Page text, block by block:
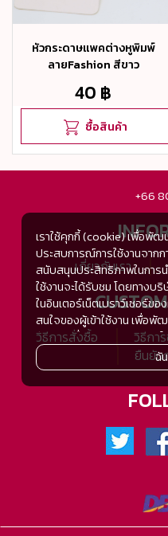
หัวกระดาษแพคต่างหูพิมพ์
ลายFashion สีขาว
40 ฿
ซื้อสินค้า
+66
เกี่ยวกับเรา
วิธีการสั่งซื้อ วิธีการ
ยืนยัน
เราใช้คุกกี้ (cookie) เพื่อพั
ประสบการณ์การใช้งานจากก
สนับสนุนประสิทธิภาพในการน
ใช้งานจะได้รับชม โดยทางบ
ในอินเตอร์เน็ตเบราว์เซอร์ขอ
สนใจของผู้เข้าใช้งาน เพื่อ
กับความชื่นชอบและความสน
ประสิทธิภาพในการแสดงผลข
สะดวกในการให้บริการต่างๆ
ใช้งานกลับมาเยี่ยมชม หรือก
การเก็บข้อมูลด้วยคุกกี้จะไม่ร
บริการหรือได้รับมอบหมายใ
tsh.com เช่น Google
ยอมรับคุกกี๊อัตโนมัติในการเข้
ใช้งานไม่ต้องการให้คุกกี๊ทำก
ฉั